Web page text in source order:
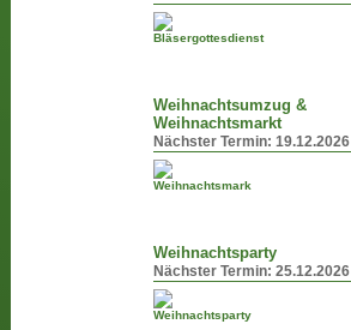
Weihnachtsumzug &
Weihnachtsmarkt
Nächster Termin:19.12.2026
Weihnachtsparty
Nächster Termin:25.12.2026